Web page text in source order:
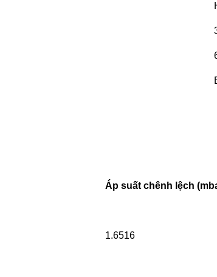
Áp suất chênh lệch
1.6516